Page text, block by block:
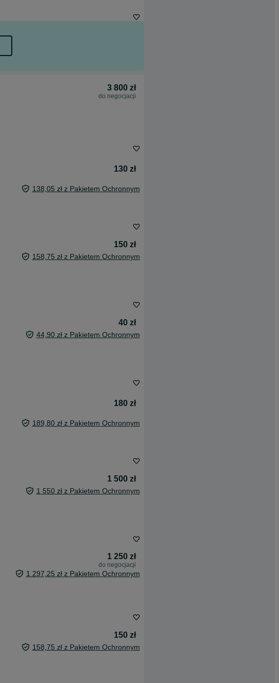
3 800 zł
do negocjacji
130 zł
138,05 zł z Pakietem Ochronnym
150 zł
158,75 zł z Pakietem Ochronnym
40 zł
44,90 zł z Pakietem Ochronnym
180 zł
189,80 zł z Pakietem Ochronnym
1 500 zł
1 550 zł z Pakietem Ochronnym
1 250 zł
do negocjacji
1 297,25 zł z Pakietem Ochronnym
150 zł
158,75 zł z Pakietem Ochronnym